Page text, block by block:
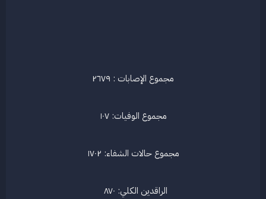
مجموع الإصابات : ٢٦٧٩​
مجموع الوفيات: ١٠٧​
مجموع حالات الشفاء: ١٧٠٢​
الراقدين الكلي: ٨٧٠ ​